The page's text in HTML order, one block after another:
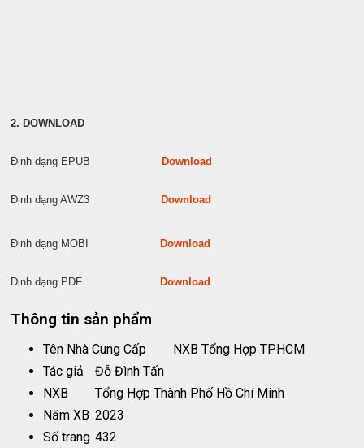
2. DOWNLOAD
Định dạng EPUB Download
Định dạng AWZ3 Download
Định dạng MOBI Download
Định dạng PDF Download
Thông tin sản phẩm
Tên Nhà Cung Cấp
NXB Tổng Hợp TPHCM
Tác giả
Đỗ Đình Tấn
NXB
Tổng Hợp Thành Phố Hồ Chí Minh
Năm XB 2023
Số trang 432